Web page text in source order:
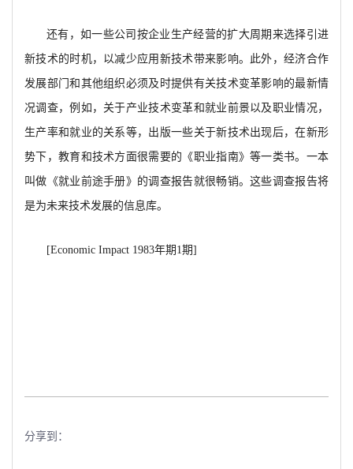
还有，如一些公司按企业生产经营的扩大周期来选择引进
新技术的时机，以减少应用新技术带来影响。此外，经济合作
发展部门和其他组织必须及时提供有关技术变革影响的最新情
况调查，例如，关于产业技术变革和就业前景以及职业情况，
生产率和就业的关系等，出版一些关于新技术出现后，在新形
势下，教育和技术方面很需要的《职业指南》等一类书。一本
叫做《就业前途手册》的调查报告就很畅销。这些调查报告将
是为未来技术发展的信息库。
[Economic Impact 1983年期1期]
分享到：